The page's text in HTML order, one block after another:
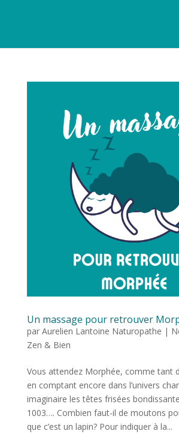
Un massage pour retrouver
par Aurelien Lantoine Naturopathe |
Zen & Bien
Vous attendez Morphée, comme tant
en comptant encore dans l’univers
imaginaire les têtes frisées
1003…. Combien faut-il de moutons
que c’est un lapin? Pour indiquer à la...